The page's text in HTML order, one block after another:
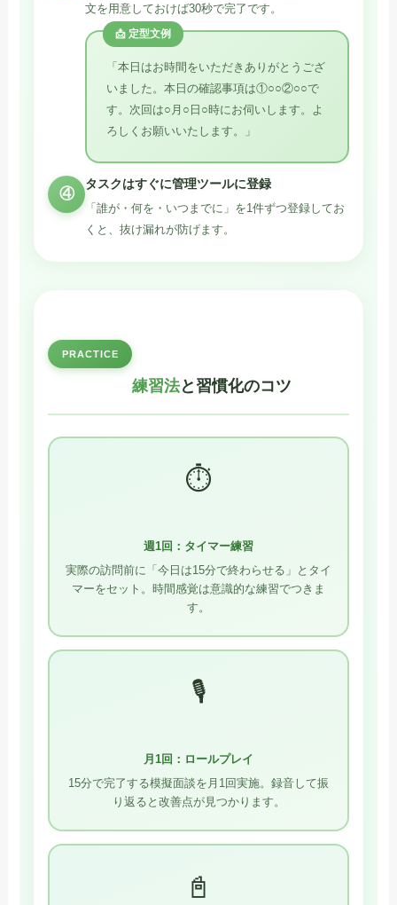
文を用意しておけば30秒で完了です。
📩 定型文例
「本日はお時間をいただきありがとうござ
いました。本日の確認事項は①○○②○○で
す。次回は○月○日○時にお伺いします。よ
ろしくお願いいたします。」
④
タスクはすぐに管理ツールに登録
「誰が・何を・いつまでに」を1件ずつ登録してお
くと、抜け漏れが防げます。
PRACTICE
練習法と習慣化のコツ
⏱️
週1回：タイマー練習
実際の訪問前に「今日は15分で終わらせる」とタイ
マーをセット。時間感覚は意識的な練習でつきま
す。
🎙️
月1回：ロールプレイ
15分で完了する模擬面談を月1回実施。録音して振
り返ると改善点が見つかります。
📓